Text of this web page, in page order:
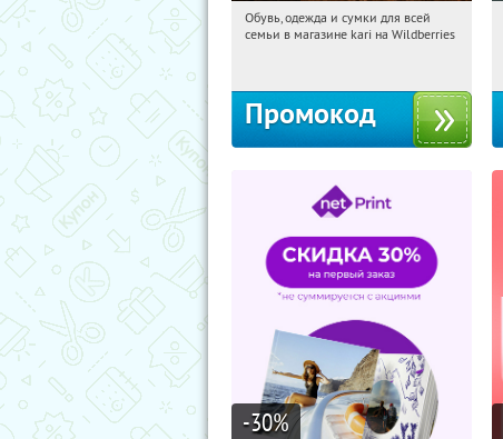
06:27:34 Получили:
Обувь, одежда и сумки для всей
семьи в магазине kari на Wildberries
Промокод
-30%